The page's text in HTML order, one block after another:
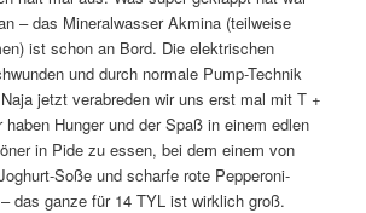
– das Mineralwasser Akmina (teilweise
ist schon an Bord. Die elektrischen
und durch normale Pump-Technik
jetzt verabreden wir uns erst mal mit T +
haben Hunger und der Spaß in einem edlen
in Pide zu essen, bei dem einem von
Soße und scharfe rote Pepperoni-
das ganze für 14 TYL ist wirklich groß.